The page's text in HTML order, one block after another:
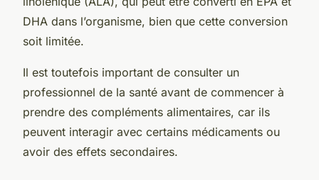
DHA dans l’organisme, bien que cette conversion
soit limitée.
Il est toutefois important de consulter un
professionnel de la santé avant de commencer à
prendre des compléments alimentaires, car ils
peuvent interagir avec certains médicaments ou
avoir des effets secondaires.